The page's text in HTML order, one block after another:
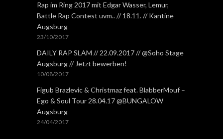
Rap im Ring 2017 mit Edgar Wasser, Lemur,
Battle Rap Contest uvm.. // 18.11. // Kantine
Augsburg
23/10/2017
DAILY RAP SLAM // 22.09.2017 // @Soho Stage
Augsburg // Jetzt bewerben!
10/08/2017
Figub Brazlevic & Christmaz feat. BlabberMouf –
Ego & Soul Tour 28.04.17 @BUNGALOW
Augsburg
24/04/2017